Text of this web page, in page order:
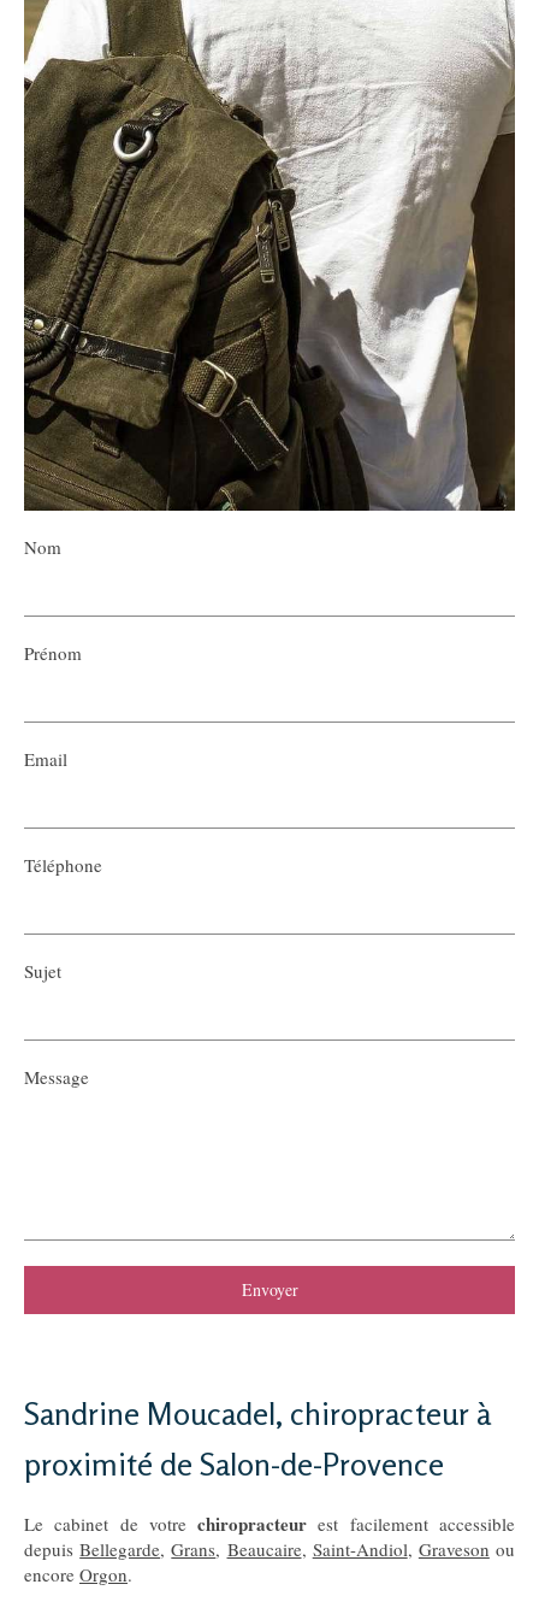
Nom
Prénom
Email
Téléphone
Sujet
Message
Envoyer
Sandrine Moucadel, chiropracteur à
proximité de Salon-de-Provence
Le cabinet de votrechiropracteur est facilement accessible
depuisBellegarde,Grans, Beaucaire, Saint-Andiol, Graveson ou
encore Orgon.